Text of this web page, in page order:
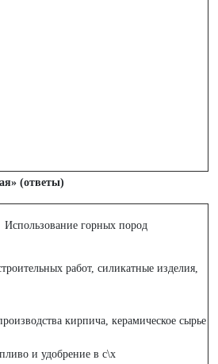
(ответы)
Использование горных пород
работ, силикатные изделия,
кирпича, керамическое сырье
и удобрение в с\х